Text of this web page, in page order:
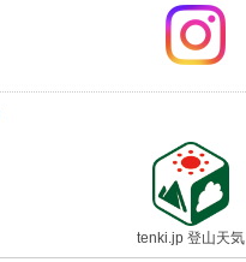
tenki.jp 登山天気